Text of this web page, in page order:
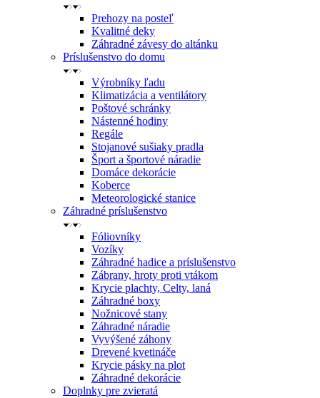
Prehozy na posteľ
Kvalitné deky
Záhradné závesy do altánku
Príslušenstvo do domu
Výrobníky ľadu
Klimatizácia a ventilátory
Poštové schránky
Nástenné hodiny
Regále
Stojanové sušiaky pradla
Šport a športové náradie
Domáce dekorácie
Koberce
Meteorologické stanice
Záhradné príslušenstvo
Fóliovníky
Vozíky
Záhradné hadice a príslušenstvo
Zábrany, hroty proti vtákom
Krycie plachty, Celty, laná
Záhradné boxy
Nožnicové stany
Záhradné náradie
Vyvýšené záhony
Drevené kvetináče
Krycie pásky na plot
Záhradné dekorácie
Doplnky pre zvieratá